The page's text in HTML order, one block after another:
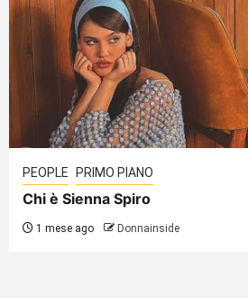
PEOPLE PRIMO PIANO
Chi è Sienna Spiro
1 mese ago Donnainside